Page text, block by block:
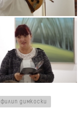
филип димкоски